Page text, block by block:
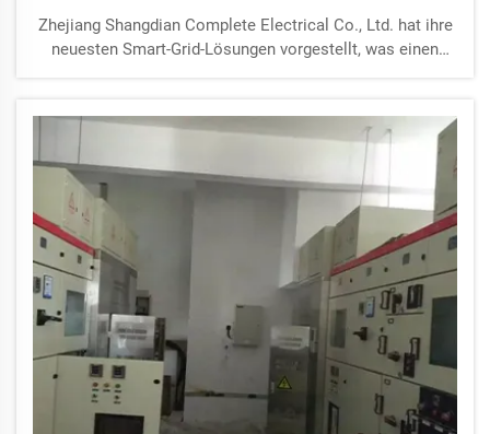
Zhejiang Shangdian Complete Electrical Co., Ltd. hat ihre
neuesten Smart-Grid-Lösungen vorgestellt, was einen
umfassen fortschrittliche Überwachung und Steuerung...